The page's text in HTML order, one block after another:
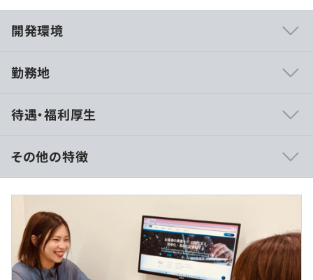
開発環境
大手企業との取引が100％のため、実際の業務ではやりが
るので自身のスキルアップにもつながります。
さらにプロジェクトメンバーとコミュニケーションを取り
ながら業務を進めていくため、成長も早く、仲間と切磋琢
磨しながらお仕事ができる環境です。
また、SHIFTグループ内で連携を進めており、市場競争力
を大幅に強化し、活躍のフィールドを最大限に広げており
ます。
勤務地
待遇・福利厚生
・賃金形態：月給制
・予定年収：450万円〜700万円
・月給：32万円〜50万円
※固定残業なし／残業代は全額支給
その他の特徴